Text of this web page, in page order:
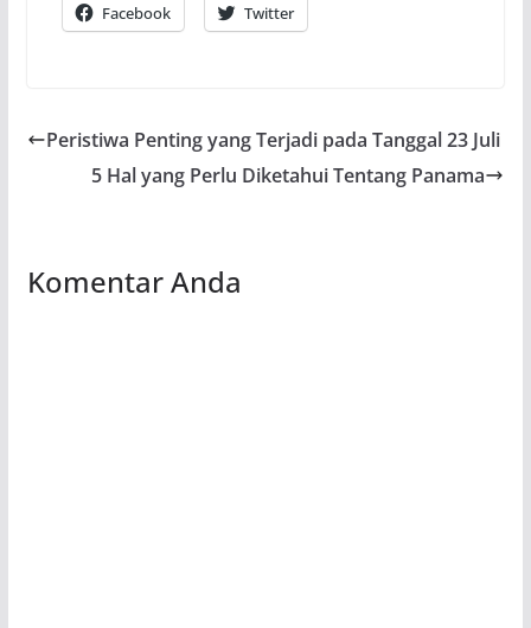
Facebook Twitter
Peristiwa Penting yang Terjadi pada Tanggal 23 Juli
5 Hal yang Perlu Diketahui Tentang Panama
Komentar Anda